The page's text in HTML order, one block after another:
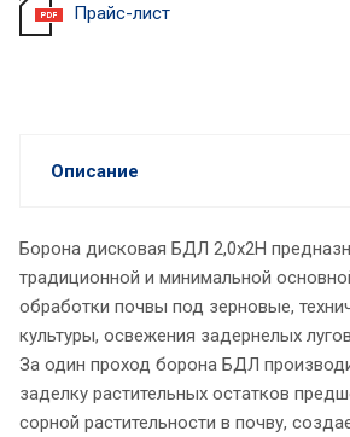
Прайс-лист
Описание
Борона дисковая БДЛ 2,0х2Н
традиционной и минимальной
обработки почвы под зерновые,
культуры, освежения задернелых
За один проход борона БДЛ
заделку растительных остатков
сорной растительности в почву,